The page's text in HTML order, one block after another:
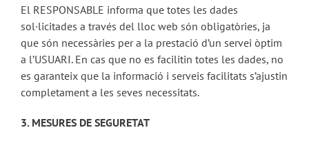
El RESPONSABLE informa que totes les dades
sol·licitades a través del lloc web són obligatòries, ja
que són necessàries per a la prestació d’un servei òptim
a l’USUARI. En cas que no es facilitin totes les dades, no
es garanteix que la informació i serveis facilitats s’ajustin
completament a les seves necessitats.
3. MESURES DE SEGURETAT